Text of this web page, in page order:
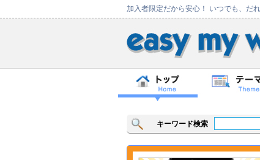
加入者限定だから安心！ いつでも、だ
キーワード検索